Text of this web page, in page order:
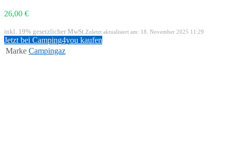
26,00 €
inkl. 19% gesetzlicher MwSt. Zuletzt aktualisiert am: 18. November 2025 11:29
Jetzt bei Camping4you kaufen
Marke Campingaz